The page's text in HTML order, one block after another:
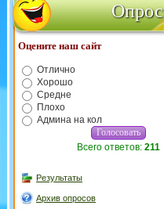
Опрос
Оцените наш сайт
Отлично
Хорошо
Средне
Плохо
Админа на кол
Всего ответов: 211
Результаты
Архив опросов